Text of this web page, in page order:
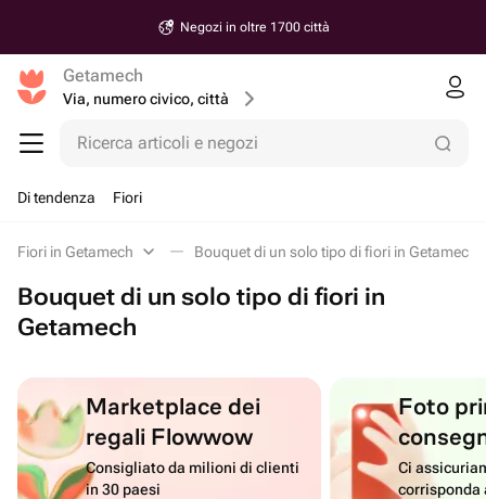
Negozi in oltre 1700 città
Getamech
Via, numero civico, città
Ricerca articoli e negozi
Di tendenza Fiori
Fiori in Getamech Bouquet di un solo tipo di fiori in Getamech
Bouquet di un solo tipo di fiori in
Getamech
Marketplace dei
regali Flowwow
Consigliato da milioni di clienti
in 30 paesi
Foto
Ci
corrisponda